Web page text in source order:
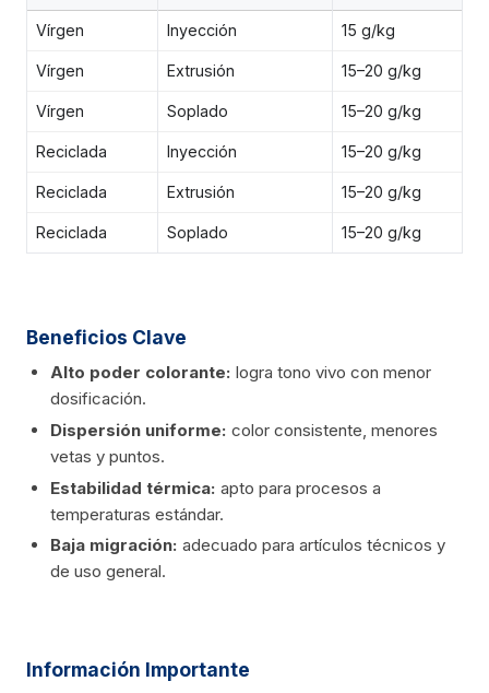
Vírgen Inyección 15 g/kg
Vírgen Extrusión 15–20 g/kg
Vírgen Soplado 15–20 g/kg
Reciclada Inyección 15–20 g/kg
Reciclada Extrusión 15–20 g/kg
Reciclada Soplado 15–20 g/kg
Beneficios Clave
Alto poder colorante: logra tono vivo con menor
dosificación.
Dispersión uniforme: color consistente, menores
vetas y puntos.
Estabilidad térmica: apto para procesos a
temperaturas estándar.
Baja migración: adecuado para artículos técnicos y
de uso general.
Información Importante